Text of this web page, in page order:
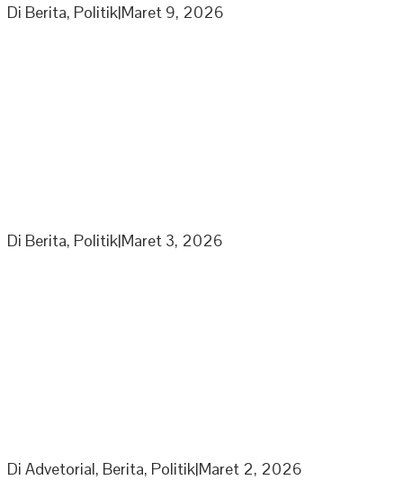
Di Berita, Politik|Maret 9, 2026
Di Berita, Politik|Maret 3, 2026
Di Advetorial, Berita, Politik|Maret 2, 2026